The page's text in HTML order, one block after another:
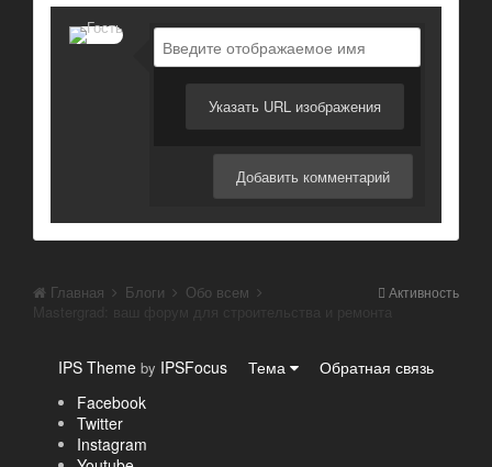
Указать URL изображения
Добавить комментарий
Активность
Главная Блоги
Обо всем
IPS Theme by IPSFocus Тема
Обратная связь
Facebook
Twitter
Instagram